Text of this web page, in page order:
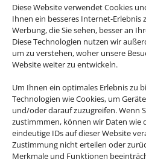
Diese Website verwendet Cookies
Ihnen ein besseres Internet-Erlebnis
Werbung, die Sie sehen, besser an
Diese Technologien nutzen wir
um zu verstehen, woher unsere
Website weiter zu entwickeln.
Um Ihnen ein optimales Erlebnis zu
Technologien wie Cookies, um
und/oder darauf zuzugreifen. Wenn
zustimmmen, können wir Daten wie
eindeutige IDs auf dieser Website
Zustimmung nicht erteilen oder
Merkmale und Funktionen